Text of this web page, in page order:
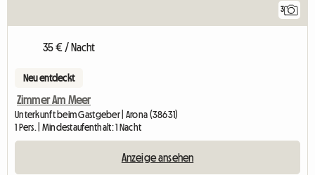
3
35 € / Nacht
Neu entdeckt
Zimmer Am Meer
Unterkunft beim Gastgeber | Arona (38631)
1 Pers. | Mindestaufenthalt: 1 Nacht
Anzeige ansehen